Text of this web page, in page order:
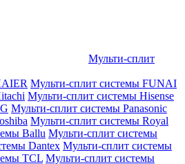
Мульти-сплит
Мульти-сплит системы FUNAI
Мульти-сплит системы Hisense
Мульти-сплит системы Panasonic
Мульти-сплит системы Royal
Ballu Мульти-сплит системы
Dantex Мульти-сплит системы
TCL Мульти-сплит системы